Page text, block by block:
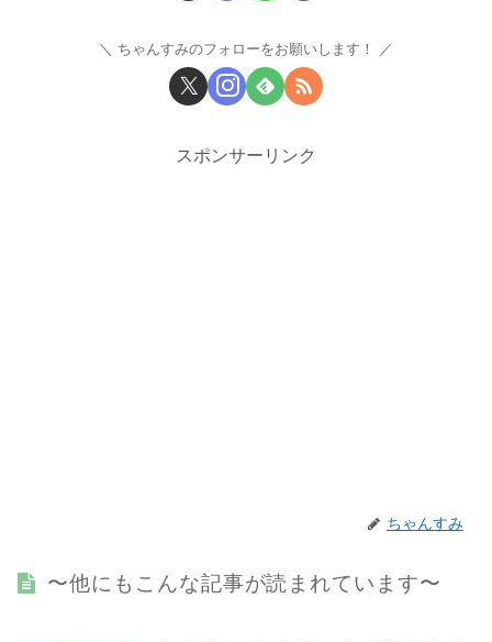
ちゃんすみのフォローをお願いします！
スポンサーリンク
ちゃんすみ
〜他にもこんな記事が読まれています〜